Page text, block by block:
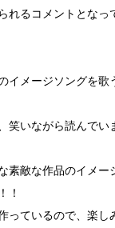
れるコメントとなっ
イメージソングを歌
笑いながら読んでい
素敵な作品のイメー
！
っているので、楽し